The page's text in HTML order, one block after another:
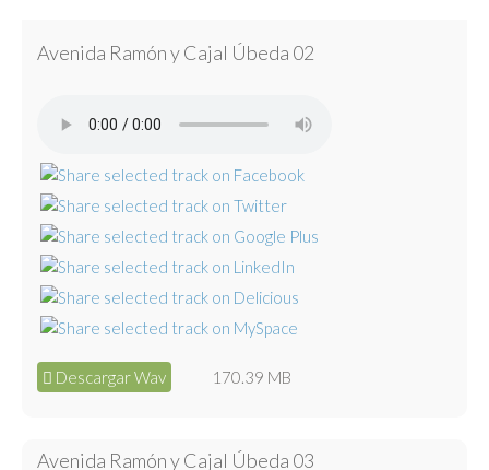
Avenida Ramón y Cajal Úbeda 02
Descargar Wav 170.39 MB
Avenida Ramón y Cajal Úbeda 03